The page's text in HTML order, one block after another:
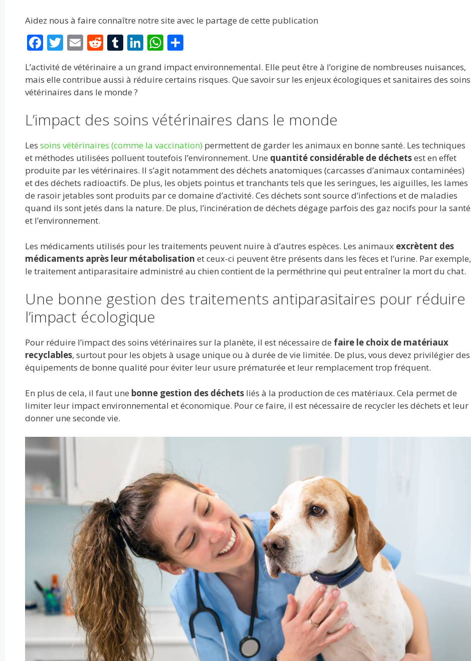
Aidez nous à faire connaître notre site avec le partage de cette publication
F
ac
e
b
o
k
T
w
itt
er
E
m
ai
l
R
e
d
di
T
u
m
bl
Li
n
k
e
n
W
h
at
s
p
p
P
ta
g
L’activité de vétérinaire a un grand impact environnemental. Elle peut être à l’origine de nombreuses nuisances,
mais elle contribue aussi à réduire certains risques. Que savoir sur les enjeux écologiques et sanitaires des soins
vétérinaires dans le monde ?
L’impact des soins vétérinaires dans le monde
Les soins vétérinaires (comme la vaccination) permettent de garder les animaux en bonne santé. Les techniques
et méthodes utilisées polluent toutefois l’environnement. Une quantité considérable de déchetsest en effet
produite par les vétérinaires. Il s’agit notamment des déchets anatomiques (carcasses d’animaux contaminées)
et des déchets radioactifs. De plus, les objets pointus et tranchants tels que les seringues, les aiguilles, les lames
de rasoir jetables sont produits par ce domaine d’activité. Ces déchets sont source d’infections et de maladies
quand ils sont jetés dans la nature. De plus, l’incinération de déchets dégage parfois des gaz nocifs pour la santé
et l’environnement.
Les médicaments utilisés pour les traitements peuvent nuire à d’autres espèces. Les animaux excrètent des
médicaments après leur métabolisation et ceux-ci peuvent être présents dans les fèces et l’urine. Par exemple,
le traitement antiparasitaire administré au chien contient de la perméthrine qui peut entraîner la mort du chat.
Une bonne gestion des traitements antiparasitaires pour réduire
l’impact écologique
Pour réduire l’impact des soins vétérinaires sur la planète, il est nécessaire de faire le choix de matériaux
recyclables, surtout pour les objets à usage unique ou à durée de vie limitée. De plus, vous devez privilégier des
équipements de bonne qualité pour éviter leur usure prématurée et leur remplacement trop fréquent.
En plus de cela, il faut une bonne gestion des déchetsliés à la production de ces matériaux. Cela permet de
limiter leur impact environnemental et économique. Pour ce faire, il est nécessaire de recycler les déchets et leur
donner une seconde vie.